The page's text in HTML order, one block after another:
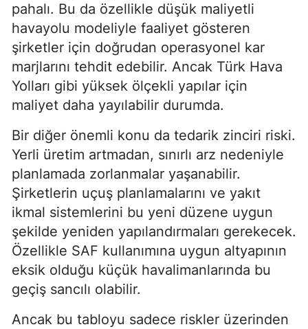
pahalı. Bu da özellikle düşük maliyetli
havayolu modeliyle faaliyet gösteren
şirketler için doğrudan operasyonel kar
marjlarını tehdit edebilir. Ancak Türk Hava
Yolları gibi yüksek ölçekli yapılar için
maliyet daha yayılabilir durumda.
Bir diğer önemli konu da tedarik zinciri riski.
Yerli üretim artmadan, sınırlı arz nedeniyle
planlamada zorlanmalar yaşanabilir.
Şirketlerin uçuş planlamalarını ve yakıt
ikmal sistemlerini bu yeni düzene uygun
şekilde yeniden yapılandırmaları gerekecek.
Özellikle SAF kullanımına uygun altyapının
eksik olduğu küçük havalimanlarında bu
geçiş sancılı olabilir.
Ancak bu tabloyu sadece riskler üzerinden